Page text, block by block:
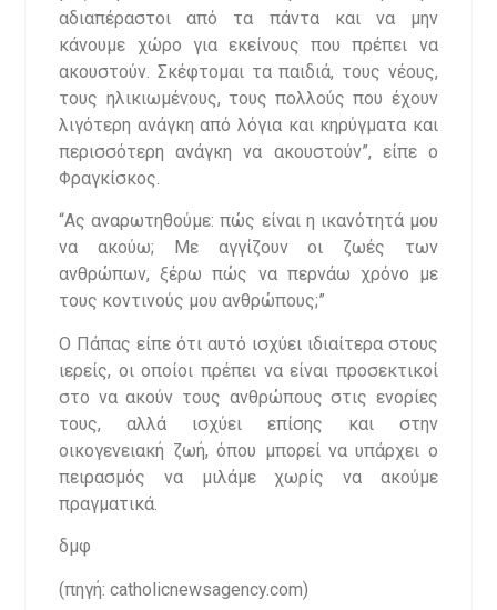
αδιαπέραστοι από τα πάντα και να μην
κάνουμε χώρο για εκείνους που πρέπει να
ακουστούν. Σκέφτομαι τα παιδιά, τους νέους,
τους ηλικιωμένους, τους πολλούς που έχουν
λιγότερη ανάγκη από λόγια και κηρύγματα και
περισσότερη ανάγκη να ακουστούν”, είπε ο
Φραγκίσκος.
“Ας αναρωτηθούμε: πώς είναι η ικανότητά μου
να ακούω; Με αγγίζουν οι ζωές των
ανθρώπων, ξέρω πώς να περνάω χρόνο με
τους κοντινούς μου ανθρώπους;”
Ο Πάπας είπε ότι αυτό ισχύει ιδιαίτερα στους
ιερείς, οι οποίοι πρέπει να είναι προσεκτικοί
στο να ακούν τους ανθρώπους στις ενορίες
τους, αλλά ισχύει επίσης και στην
οικογενειακή ζωή, όπου μπορεί να υπάρχει ο
πειρασμός να μιλάμε χωρίς να ακούμε
πραγματικά.
δμφ
(πηγή: catholicnewsagency.com)